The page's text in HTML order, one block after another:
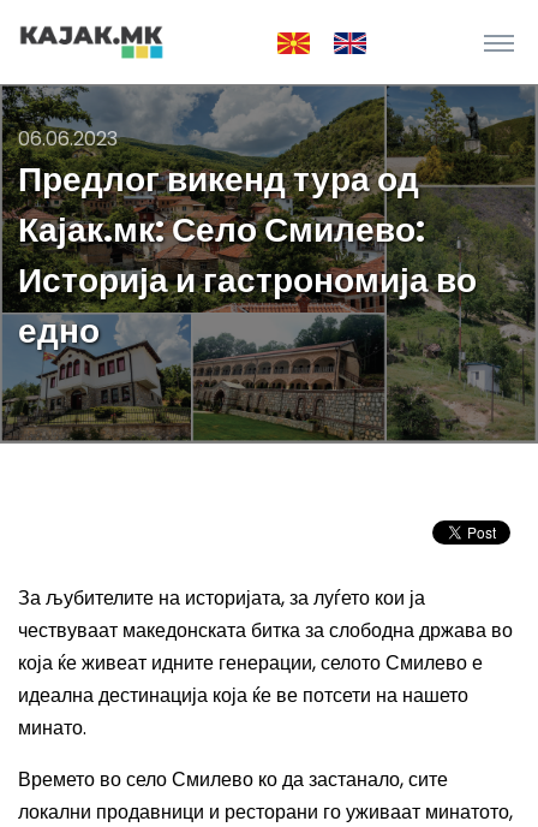
06.06.2023
Предлог викенд тура од
Кајак.мк: Село Смилево:
Историја и гастрономија во
едно
За љубителите на историјата, за луѓето кои ја
чествуваат македонската битка за слободна држава во
која ќе живеат идните генерации, селото Смилево е
идеална дестинација која ќе ве потсети на нашето
минато.
Времето во село Смилево ко да застанало, сите
локални продавници и ресторани го уживаат минатото,